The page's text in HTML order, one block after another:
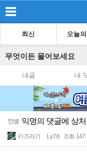
최신 오늘의
무엇이든 물어보세요
내글 내
인생 익명의 댓글에 상
카즈라기 Lv.78 조회 147